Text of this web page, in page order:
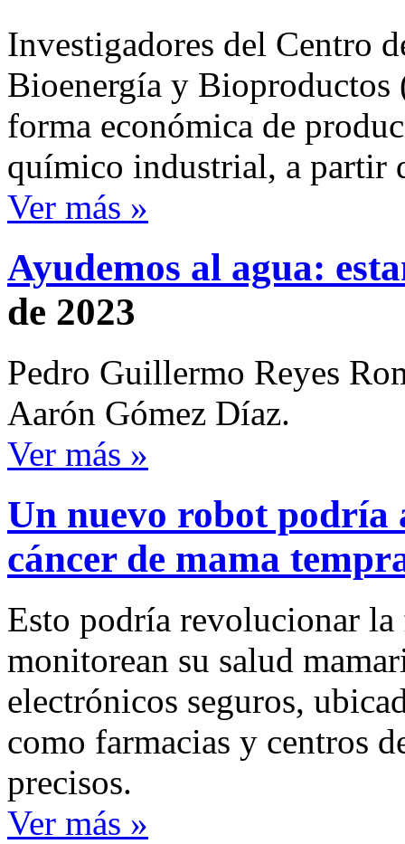
Investigadores del Centro
Bioenergía y
forma económica de
químico industrial, a partir
Ver más »
Ayudemos al agua:
de 2023
Pedro Guillermo Reyes
Aarón Gómez Díaz.
Ver más »
Un nuevo robot podría
cáncer de mama
Esto podría revolucionar la
monitorean su salud
electrónicos seguros,
como farmacias y centros
precisos.
Ver más »